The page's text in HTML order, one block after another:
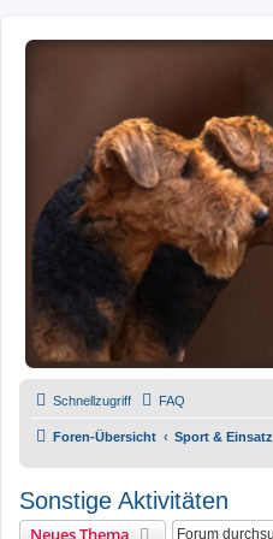
Schnellzugriff FAQ
Foren-Übersicht Sport & Einsatz
Sonstige Aktivitäten
Neues Thema